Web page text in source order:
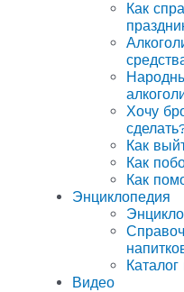
Как
Хочу
Как
Как
Как
Энциклопедия
Видео